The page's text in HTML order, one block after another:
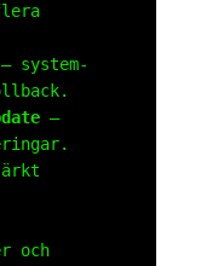
– system-
–
och